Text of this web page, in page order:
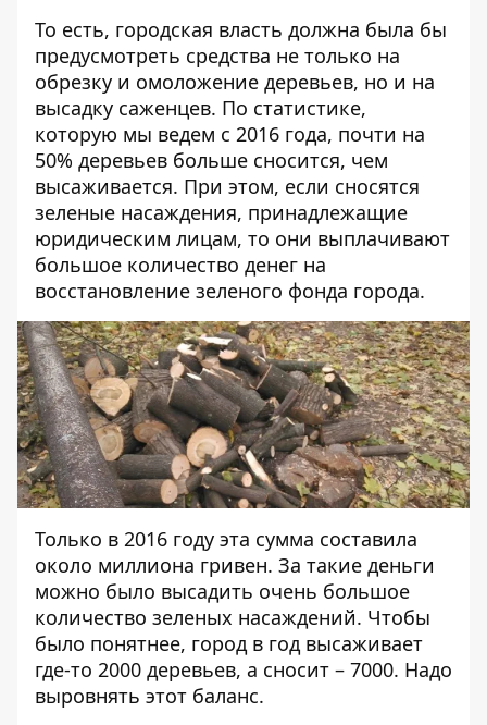
То есть, городская власть должна была бы
предусмотреть средства не только на
обрезку и омоложение деревьев, но и на
высадку саженцев. По статистике,
которую мы ведем с 2016 года, почти на
50% деревьев больше сносится, чем
высаживается. При этом, если сносятся
зеленые насаждения, принадлежащие
юридическим лицам, то они выплачивают
большое количество денег на
восстановление зеленого фонда города.
Только в 2016 году эта сумма составила
около миллиона гривен. За такие деньги
можно было высадить очень большое
количество зеленых насаждений. Чтобы
было понятнее, город в год высаживает
где-то 2000 деревьев, а сносит – 7000. Надо
выровнять этот баланс.